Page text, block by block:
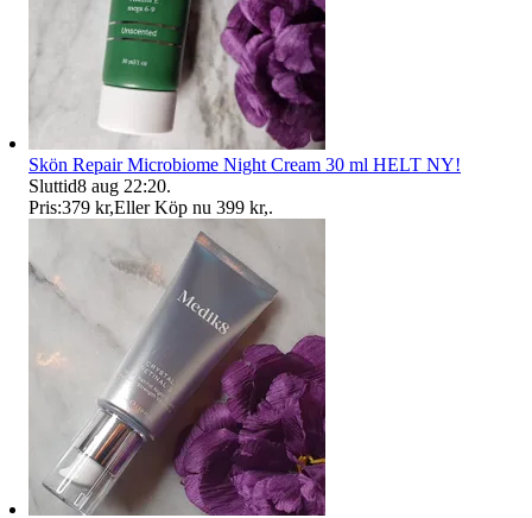
Skön Repair Microbiome Night Cream 30 ml HELT NY!
Sluttid8 aug 22:20.
Pris:379 kr,Eller Köp nu 399 kr,.